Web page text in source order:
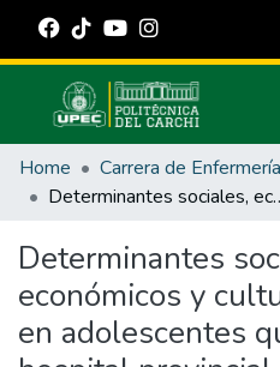
Communities & Collections
All of DSpace
Estadísticas Externas
Manuales
Home Carrera de Enfermería
Determinantes sociales, económicos y culturales del aborto en
Determinantes
económicos y
en adolescentes